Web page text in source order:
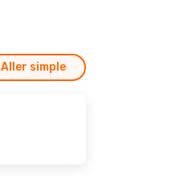
Aller simple